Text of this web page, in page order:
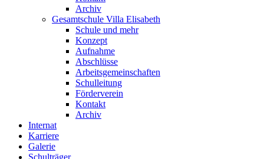
Archiv
Gesamtschule Villa Elisabeth
Schule und mehr
Konzept
Aufnahme
Abschlüsse
Arbeitsgemeinschaften
Schulleitung
Förderverein
Kontakt
Archiv
Internat
Karriere
Galerie
Schulträger